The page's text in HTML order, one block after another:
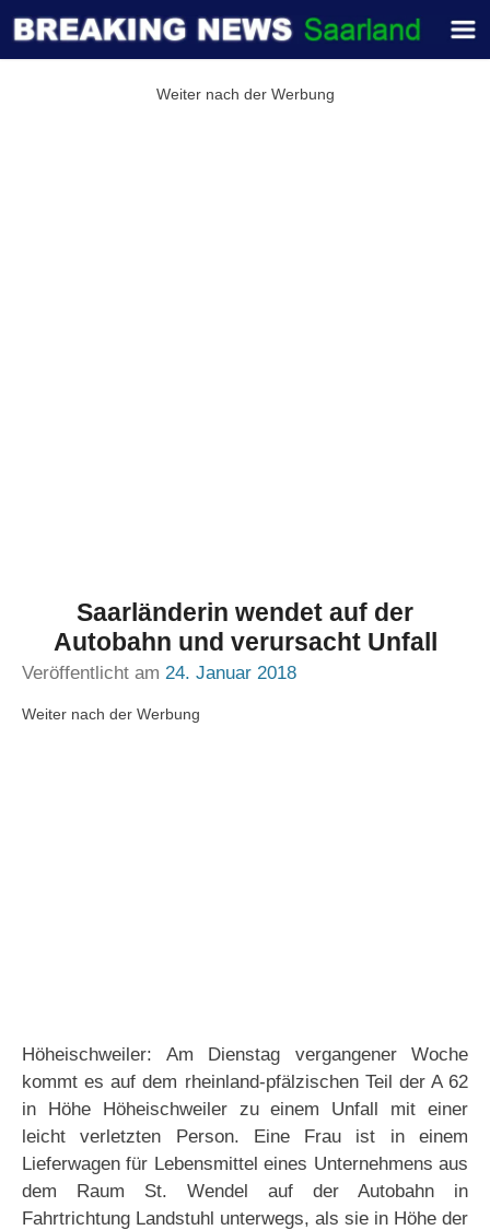
Weiter nach der Werbung
Saarländerin wendet auf der
Autobahn und verursacht Unfall
Veröffentlicht am 24. Januar 2018
Weiter nach der Werbung
Höheischweiler: Am Dienstag vergangener Woche
kommt es auf dem rheinland-pfälzischen Teil der A 62
in Höhe Höheischweiler zu einem Unfall mit einer
leicht verletzten Person. Eine Frau ist in einem
Lieferwagen für Lebensmittel eines Unternehmens aus
dem Raum St. Wendel auf der Autobahn in
Fahrtrichtung Landstuhl unterwegs, als sie in Höhe der